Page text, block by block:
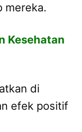
mereka.
Kesehatan
di
efek positif